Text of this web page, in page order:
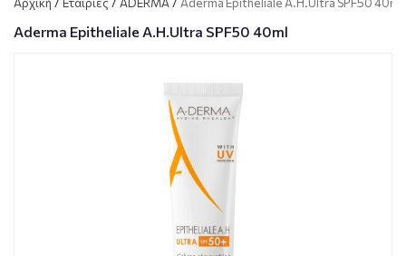
Aderma Epitheliale A.H.Ultra SPF50 40ml